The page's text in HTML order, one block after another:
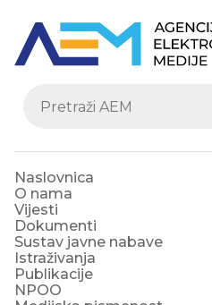
Naslovnica
O nama
Vijesti
Dokumenti
Sustav javne nabave
Istraživanja
Publikacije
NPOO